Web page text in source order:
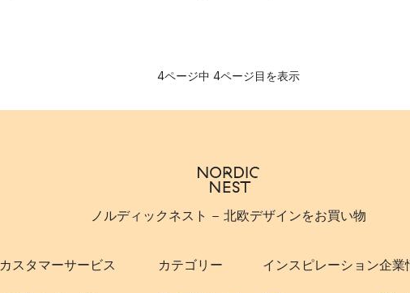
4ページ中 4ページ目を表示
ノルディックネスト - 北欧デザインをお買い物
カスタマーサービス カテゴリー インスピレーション企業